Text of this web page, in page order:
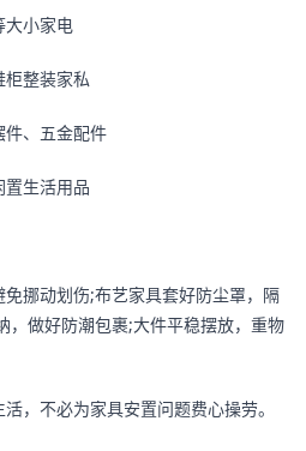
大小家电
整装家私
件、五金配件
置生活用品
挪动划伤;布艺家具套好防尘罩，隔
，做好防潮包裹;大件平稳摆放，重物
，不必为家具安置问题费心操劳。